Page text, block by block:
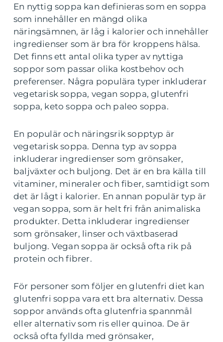
En nyttig soppa kan definieras som en soppa
som innehåller en mängd olika
näringsämnen, är låg i kalorier och innehåller
ingredienser som är bra för kroppens hälsa.
Det finns ett antal olika typer av nyttiga
soppor som passar olika kostbehov och
preferenser. Några populära typer inkluderar
vegetarisk soppa, vegan soppa, glutenfri
soppa, keto soppa och paleo soppa.
En populär och näringsrik sopptyp är
vegetarisk soppa. Denna typ av soppa
inkluderar ingredienser som grönsaker,
baljväxter och buljong. Det är en bra källa till
vitaminer, mineraler och fiber, samtidigt som
det är lågt i kalorier. En annan populär typ är
vegan soppa, som är helt fri från animaliska
produkter. Detta inkluderar ingredienser
som grönsaker, linser och växtbaserad
buljong. Vegan soppa är också ofta rik på
protein och fibrer.
För personer som följer en glutenfri diet kan
glutenfri soppa vara ett bra alternativ. Dessa
soppor används ofta glutenfria spannmål
eller alternativ som ris eller quinoa. De är
också ofta fyllda med grönsaker,